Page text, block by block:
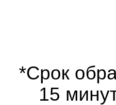
*Срок
15